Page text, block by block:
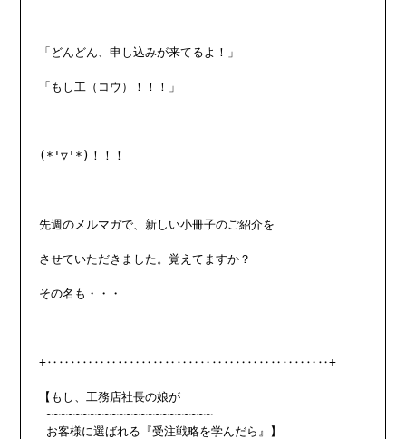
「どんどん、申し込みが来てるよ！」
「もし工（コウ）！！！」
(*'▽'*)！！！
先週のメルマガで、新しい小冊子のご紹介を
させていただきました。覚えてますか？
その名も・・・
+‥‥‥‥‥‥‥‥‥‥‥‥‥‥‥‥‥‥‥‥‥‥‥‥+
【もし、工務店社長の娘が
~~~~~~~~~~~~~~~~~~~~~~~
お客様に選ばれる『受注戦略を学んだら』】